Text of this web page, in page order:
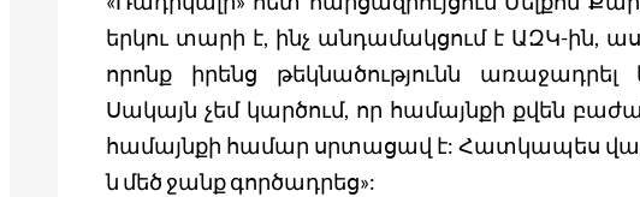
երկու տարի է, ինչ անդամակցում է ԱԶԿ-ին,
որոնք իրենց թեկնածությունն առաջադրել
Սակայն չեմ կարծում, որ համայնքի քվեն
համայնքի համար սրտացավ է: Հատկապես
ն մեծ ջանք գործադրեց»: